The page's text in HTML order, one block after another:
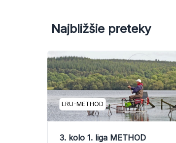
Najbližšie preteky
LRU-METHOD
3. kolo 1. liga METHOD